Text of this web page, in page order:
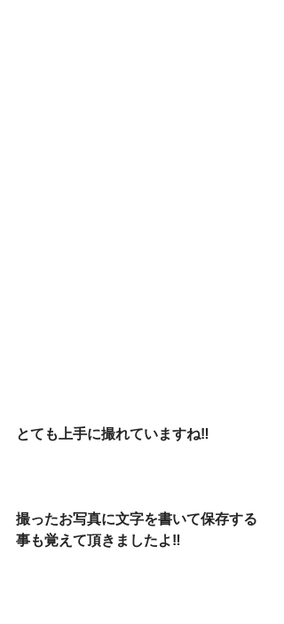
とても上手に撮れていますね‼️
撮ったお写真に文字を書いて保存する
事も覚えて頂きましたよ‼️